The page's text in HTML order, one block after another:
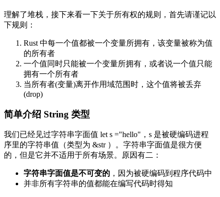
理解了堆栈，接下来看一下关于所有权的规则，首先请谨记以
下规则：
Rust 中每一个值都被一个变量所拥有，该变量被称为值
的所有者
一个值同时只能被一个变量所拥有，或者说一个值只能
拥有一个所有者
当所有者(变量)离开作用域范围时，这个值将被丢弃
(drop)
简单介绍 String 类型
我们已经见过字符串字面值 let s ="hello"，s 是被硬编码进程
序里的字符串值（类型为 &str ）。字符串字面值是很方便
的，但是它并不适用于所有场景。原因有二：
字符串字面值是不可变的 ，因为被硬编码到程序代码中
并非所有字符串的值都能在编写代码时得知